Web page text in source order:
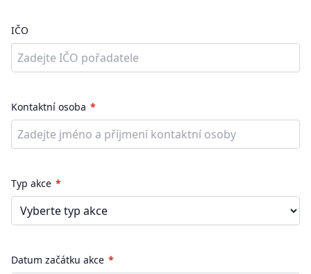
IČO
Kontaktní osoba
Typ akce
Datum začátku akce